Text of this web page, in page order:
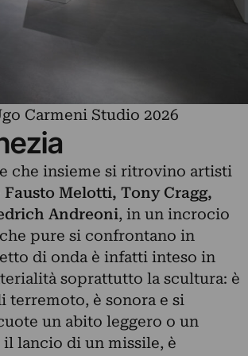
Carmeni Studio 2026
che insieme si ritrovino artisti
Fausto Melotti, Tony Cragg,
Andreoni, in un incrocio
pure si confrontano in
di onda è infatti inteso in
soprattutto la scultura: è
terremoto, è sonora e si
un abito leggero o un
il lancio di un missile, è